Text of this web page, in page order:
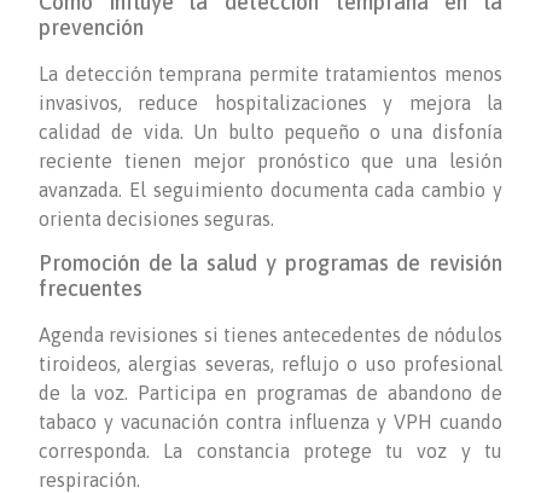
prevención
La detección temprana permite tratamientos menos
invasivos, reduce hospitalizaciones y mejora la
calidad de vida. Un bulto pequeño o una disfonía
reciente tienen mejor pronóstico que una lesión
avanzada. El seguimiento documenta cada cambio y
orienta decisiones seguras.
Promoción de la salud y programas de revisión
frecuentes
Agenda revisiones si tienes antecedentes de nódulos
tiroideos, alergias severas, reflujo o uso profesional
de la voz. Participa en programas de abandono de
tabaco y vacunación contra influenza y VPH cuando
corresponda. La constancia protege tu voz y tu
respiración.